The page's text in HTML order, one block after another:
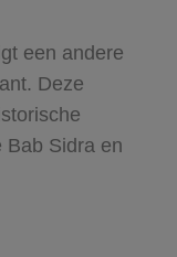
een andere
Deze
Bab Sidra en